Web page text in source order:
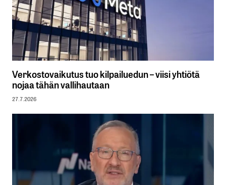
Verkostovaikutus tuo kilpailuedun – viisi yhtiötä
nojaa tähän vallihautaan
27.7.2026